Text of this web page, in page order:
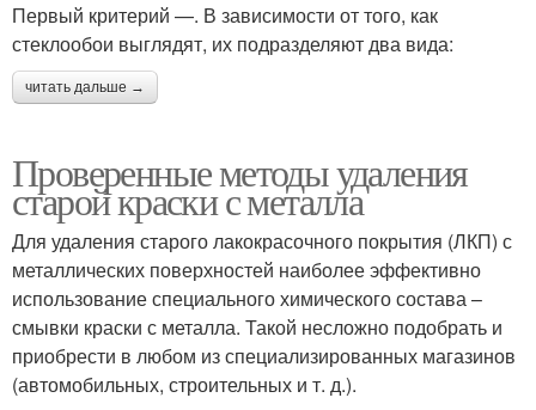
Первый критерий —. В зависимости от того, как
стеклообои выглядят, их подразделяют два вида:
читать дальше →
Проверенные методы удаления
старой краски с металла
Для удаления старого лакокрасочного покрытия (ЛКП) с
металлических поверхностей наиболее эффективно
использование специального химического состава –
смывки краски с металла. Такой несложно подобрать и
приобрести в любом из специализированных магазинов
(автомобильных, строительных и т. д.).